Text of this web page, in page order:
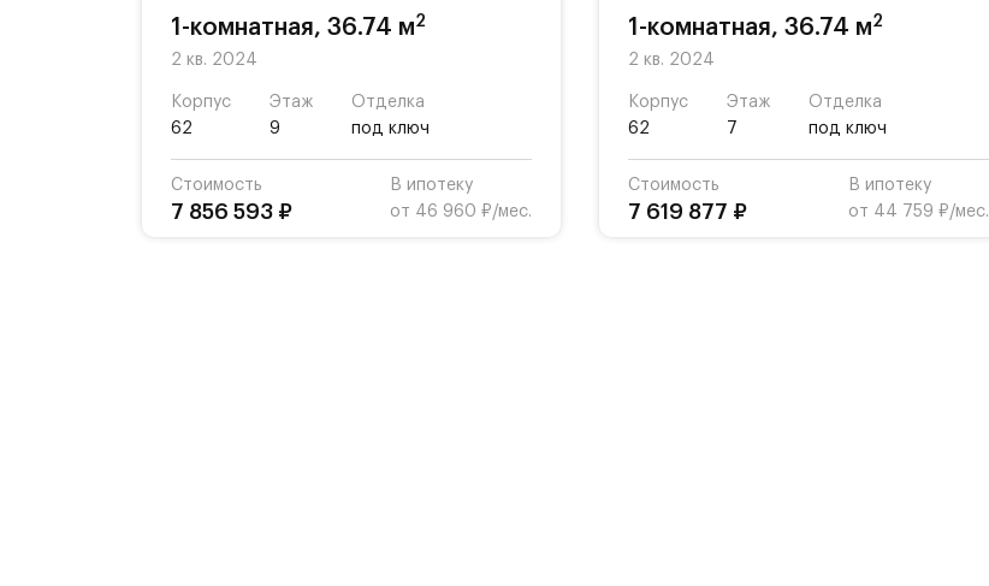
1-комнатная, 36.74 м2
2 кв. 2024
Корпус
62
Этаж
9
Отделка
под ключ
Стоимость
7 856 593 ₽
В ипотеку
от 46 960 ₽/мес.
1-комнатная, 36.74 м2
2 кв. 2024
Корпус
62
Этаж
7
Отделка
под ключ
Стоимость
7 619 877 ₽
В ипотеку
от 44 759 ₽/мес.